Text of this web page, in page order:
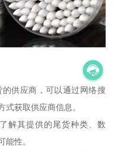
供应商，可以通过网络搜
获取供应商信息。
解其提供的尾货种类、数
能性。